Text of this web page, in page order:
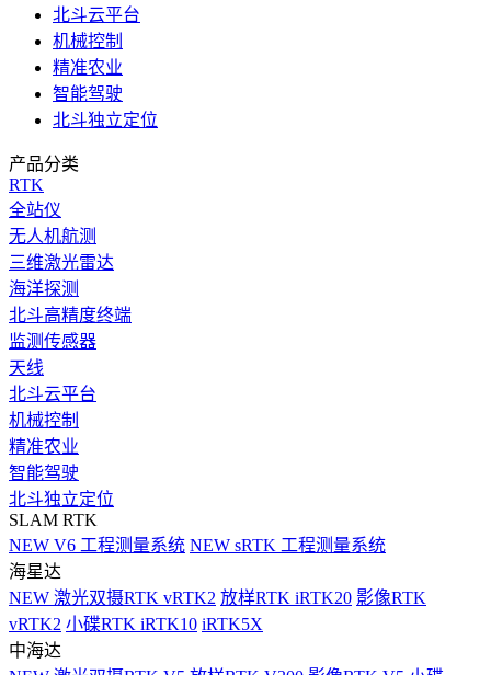
北斗云平台
机械控制
精准农业
智能驾驶
北斗独立定位
产品分类
RTK
全站仪
无人机航测
三维激光雷达
海洋探测
北斗高精度终端
监测传感器
天线
北斗云平台
机械控制
精准农业
智能驾驶
北斗独立定位
SLAM RTK
NEW V6 工程测量系统 NEW sRTK 工程测量系统
海星达
NEW 激光双摄RTK vRTK2 放样RTK iRTK20 影像RTK
vRTK2 小碟RTK iRTK10 iRTK5X
中海达